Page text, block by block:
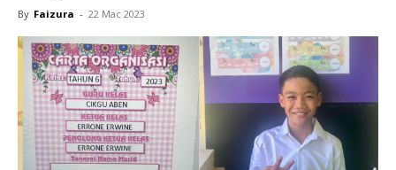
By Faizura - 22 Mac 2023